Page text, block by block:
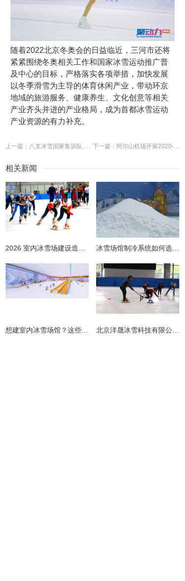
随着2022北京冬奥会的日益临近，三河市还将
紧紧围绕冬奥相关工作和国家冰雪运动推广普
及中心的目标，严格落实各项举措，加快发展
以冬季滑雪为主导的体育休闲产业，带动环京
地域的旅游服务、健康养生、文化创意等相关
产业齐头并进的产业格局，成为首都冰雪运动
产业资源的有力补充。
上一篇：八支冰雪国家集训队将展开队内赛 下一篇：阿尔山机场开展2020-2021年度首次冬季除冰雪演练
相关新闻
2026 室内冰雪场建设造价全解析 | 预算明细 + 避坑指南 冰雪场馆制冷系统如何选择更节能？从设计到运维的全链路节能指南
北京洋晟冰雪科技有限公司扎根首都北京，是国内领先的室内冰雪场馆建设一站式服务商。